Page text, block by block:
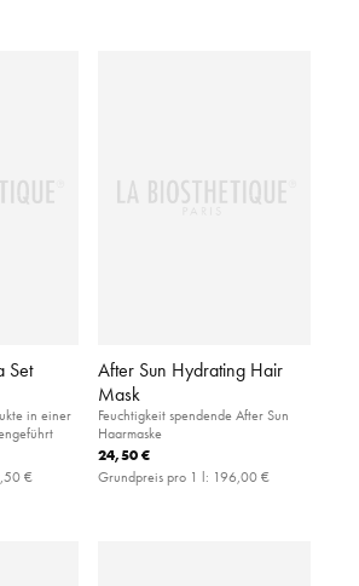
Set
in einer
€
After Sun Hydrating Hair
Mask
Feuchtigkeit spendende After Sun
Haarmaske
24,50 €
Grundpreis pro 1 l: 196,00 €